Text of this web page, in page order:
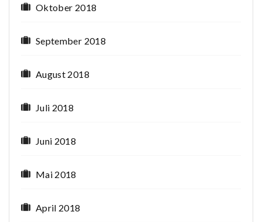
Oktober 2018
September 2018
August 2018
Juli 2018
Juni 2018
Mai 2018
April 2018